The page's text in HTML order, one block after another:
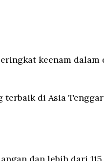
keenam dalam
terbaik di Asia
dan lebih dari